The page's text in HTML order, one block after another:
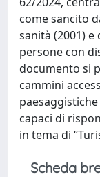
come sancito
sanità (2001)
persone con
documento si
cammini
capaci di
in tema di
Scheda